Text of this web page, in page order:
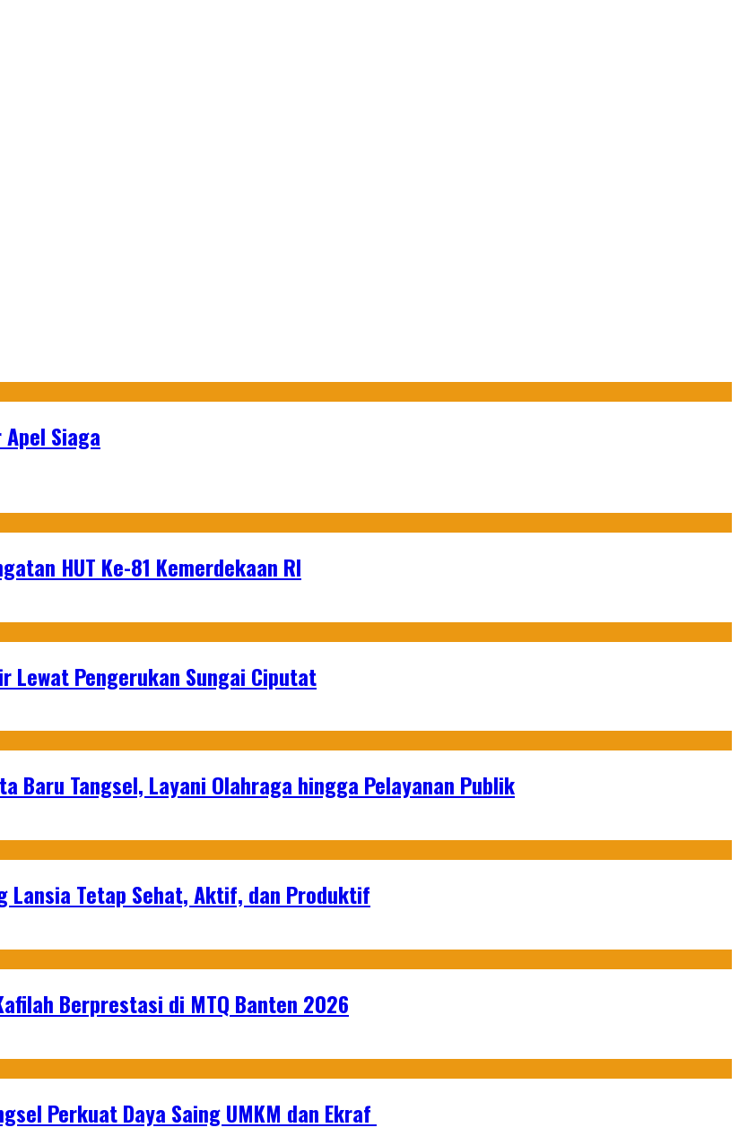
Siaga
HUT Ke-81 Kemerdekaan RI
Lewat Pengerukan Sungai Ciputat
Baru Tangsel, Layani Olahraga hingga Pelayanan Publik
Lansia Tetap Sehat, Aktif, dan Produktif
Berprestasi di MTQ Banten 2026
Perkuat Daya Saing UMKM dan Ekraf